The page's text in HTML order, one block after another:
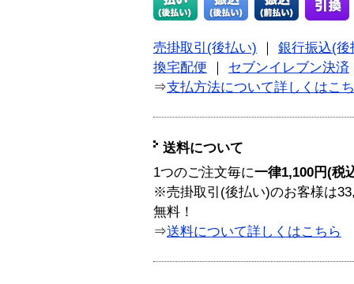
売掛取引(後払い)
銀行振込(後
換宅配便
セブンイレブン決済
⇒支払方法について詳しくはこ
送料について
1つのご注文毎に一律1,100円(税
※売掛取引(後払い)のお客様は
無料！
⇒送料について詳しくはこちら